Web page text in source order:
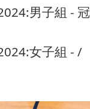
男子組 -
女子組 - /